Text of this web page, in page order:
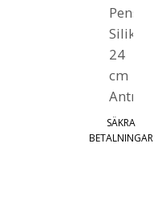
SÄKRA
BETALNINGAR